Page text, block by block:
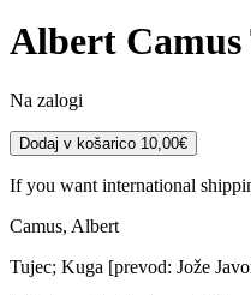
Albert Camus
Na zalogi
Albert
Camus
Tujec;
količina
Dodaj v košarico 10,00€
If you want international
Camus, Albert
Tujec; Kuga [prevod: Jože